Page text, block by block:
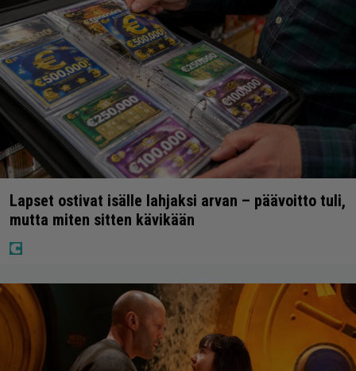
Lapset ostivat isälle lahjaksi arvan – päävoitto tuli,
mutta miten sitten kävikään